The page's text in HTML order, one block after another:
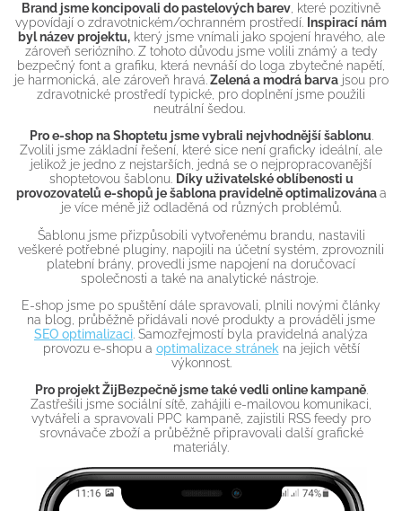
Brand jsme koncipovali do pastelových barev, které pozitivně
vypovídají o zdravotnickém/ochranném prostředí. Inspirací nám
byl název projektu,který jsme vnímali jako spojení hravého, ale
zároveň seriózního. Z tohoto důvodu jsme volili známý a tedy
bezpečný font a grafiku, která nevnáší do loga zbytečné napětí,
je harmonická, ale zároveň hravá.Zelená a modrá barvajsou pro
zdravotnické prostředí typické, pro doplnění jsme použili
neutrální šedou.
Pro e-shop na Shoptetu jsme vybrali nejvhodnější šablonu.
Zvolili jsme základní řešení, které sice není graficky ideální, ale
jelikož je jedno z nejstarších, jedná se o nejpropracovanější
shoptetovou šablonu. Díky uživatelské oblíbenosti u
provozovatelů e-shopů je šablona pravidelně optimalizovánaa
je více méně již odladěná od různých problémů.
Šablonu jsme přizpůsobili vytvořenému brandu, nastavili
veškeré potřebné pluginy, napojili na účetní systém, zprovoznili
platební brány, provedli jsme napojení na doručovací
společnosti a také na analytické nástroje.
E-shop jsme po spuštění dále spravovali, plnili novými články
na blog, průběžně přidávali nové produkty a prováděli jsme
SEO optimalizaci . Samozřejmostí byla pravidelná analýza
provozu e-shopu a optimalizace stránek na jejich větší
výkonnost.
Pro projekt ŽijBezpečně jsme také vedli online kampaně.
Zastřešili jsme sociální sítě, zahájili e-mailovou komunikaci,
vytvářeli a spravovali PPC kampaně, zajistili RSS feedy pro
srovnávače zboží a průběžně připravovali další grafické
materiály.